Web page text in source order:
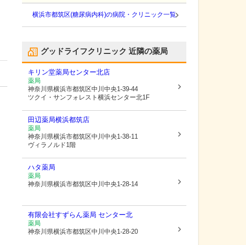
横浜市都筑区(糖尿病内科)の病院・クリニック一覧
グッドライフクリニック 近隣の薬局
キリン堂薬局センター北店
薬局
神奈川県横浜市都筑区中川中央1-39-44
ツクイ・サンフォレスト横浜センター北1F
田辺薬局横浜都筑店
薬局
神奈川県横浜市都筑区中川中央1-38-11
ヴィラノルド1階
ハタ薬局
薬局
神奈川県横浜市都筑区中川中央1-28-14
有限会社すずらん薬局 センター北
薬局
神奈川県横浜市都筑区中川中央1-28-20